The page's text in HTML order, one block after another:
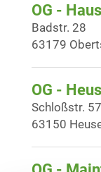
OG -
Badstr. 28
63179
OG -
Schloßstr. 57
63150